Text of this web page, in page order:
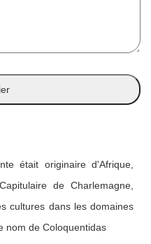
était originaire d'Afrique,
de Charlemagne,
cultures dans les domaines
nom de Coloquentidas